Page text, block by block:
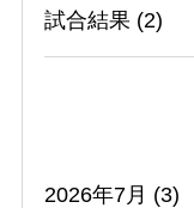
試合結果 (2)
2026年7月 (3)